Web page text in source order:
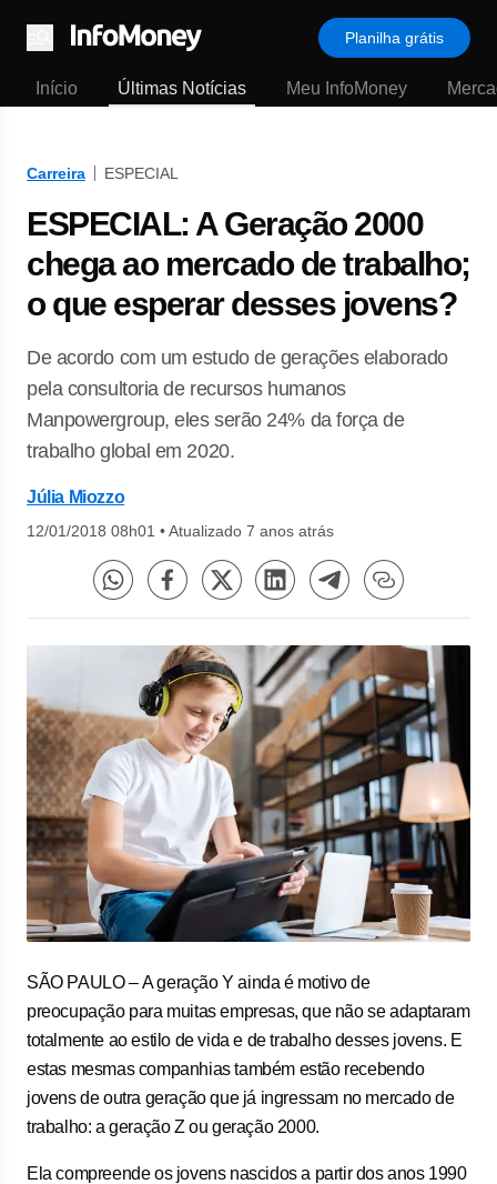
Menu
Planilha grátis
Início Últimas Notícias Meu InfoMoney
Carreira ESPECIAL
ESPECIAL: A Geração 2000
chega ao mercado de trabalho;
o que esperar desses jovens?
De acordo com um estudo de gerações elaborado
pela consultoria de recursos humanos
Manpowergroup, eles serão 24% da força de
trabalho global em 2020.
Júlia Miozzo
12/01/2018 08h01 •Atualizado 7 anos atrás
SÃO PAULO – A geração Y ainda é motivo de
preocupação para muitas empresas, que não se adaptaram
totalmente ao estilo de vida e de trabalho desses jovens. E
estas mesmas companhias também estão recebendo
jovens de outra geração que já ingressam no mercado de
trabalho: a geração Z ou geração 2000.
Ela compreende os jovens nascidos a partir dos anos 1990